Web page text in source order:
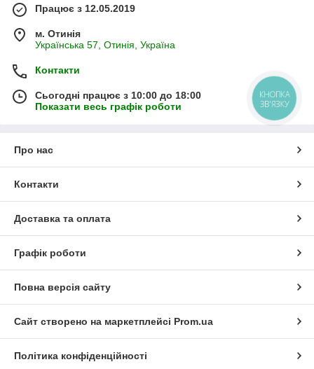
Працює з 12.05.2019
м. Отинія
Українська 57, Отинія, Україна
Контакти
Сьогодні працює з 10:00 до 18:00
Показати весь графік роботи
Про нас
Контакти
Доставка та оплата
Графік роботи
Повна версія сайту
Сайт створено на маркетплейсі Prom.ua
Політика конфіденційності
КНОПКА
ЗВ'ЯЗКУ